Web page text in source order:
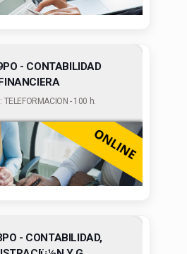
- CONTABILIDAD
TELEFORMACION - 100 h.
- CONTABILIDAD,